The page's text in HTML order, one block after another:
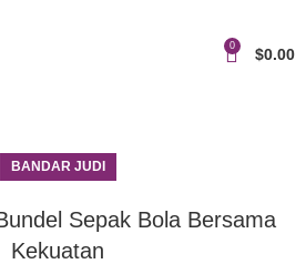
0 $0.00
BANDAR JUDI
Sepak Bola Bersama
Kekuatan